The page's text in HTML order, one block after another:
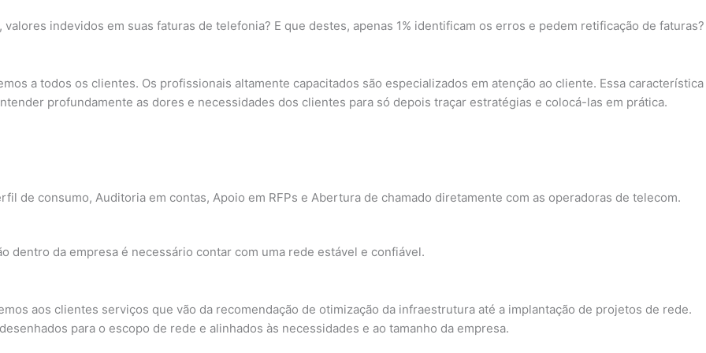
indevidos em suas faturas de telefonia? E que destes, apenas 1% identificam os erros e pedem retificação de faturas?
a todos os clientes. Os profissionais altamente capacitados são especializados em atenção ao cliente. Essa característica
profundamente as dores e necessidades dos clientes para só depois traçar estratégias e colocá-las em prática.
de consumo, Auditoria em contas, Apoio em RFPs e Abertura de chamado diretamente com as operadoras de telecom.
dentro da empresa é necessário contar com uma rede estável e confiável.
aos clientes serviços que vão da recomendação de otimização da infraestrutura até a implantação de projetos de rede.
para o escopo de rede e alinhados às necessidades e ao tamanho da empresa.